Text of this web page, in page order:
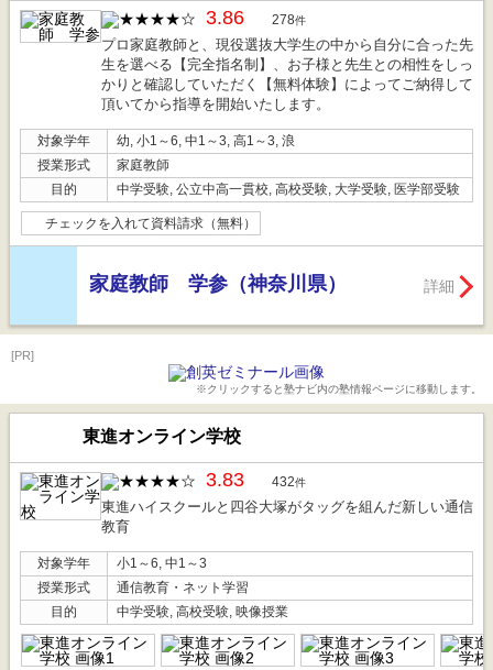
3.86 278件
プロ家庭教師と、現役選抜大学生の中から自分に合った先
生を選べる【完全指名制】、お子様と先生との相性をしっ
かりと確認していただく【無料体験】によってご納得して
頂いてから指導を開始いたします。
対象学年
幼, 小1～6, 中1～3, 高1～3, 浪
授業形式
家庭教師
目的
中学受験, 公立中高一貫校, 高校受験, 大学受験, 医学部受験
チェックを入れて資料請求（無料）
家庭教師 学参（神奈川県） 詳細
[PR]
※クリックすると塾ナビ内の塾情報ページに移動します。
東進オンライン学校
3.83 432件
東進ハイスクールと四谷大塚がタッグを組んだ新しい通信
教育
対象学年
小1～6, 中1～3
授業形式
通信教育・ネット学習
目的
中学受験, 高校受験, 映像授業